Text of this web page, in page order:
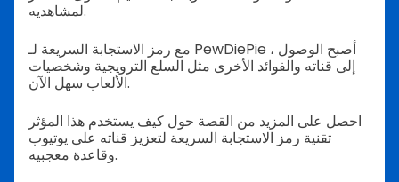
لمشاهديه.
مع رمز الاستجابة السريعة لـ PewDiePie ، أصبح الوصول
إلى قناته والفوائد الأخرى مثل السلع الترويجية وشخصيات
الألعاب سهل الآن.
احصل على المزيد من القصة حول كيف يستخدم هذا المؤثر
تقنية رمز الاستجابة السريعة لتعزيز قناته على يوتيوب
وقاعدة معجبيه.